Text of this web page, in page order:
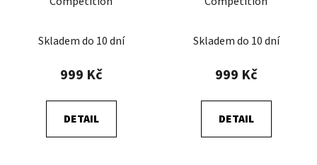
Skladem do 10 dní
999 Kč
DETAIL
Skladem do 10 dní
999 Kč
DETAIL